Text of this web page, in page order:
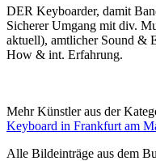
DER Keyboarder, damit
Sicherer Umgang mit div.
aktuell), amtlicher Sound &
How & int. Erfahrung.
Mehr Künstler aus der
Keyboard in Frankfurt am
Alle Bildeinträge aus dem